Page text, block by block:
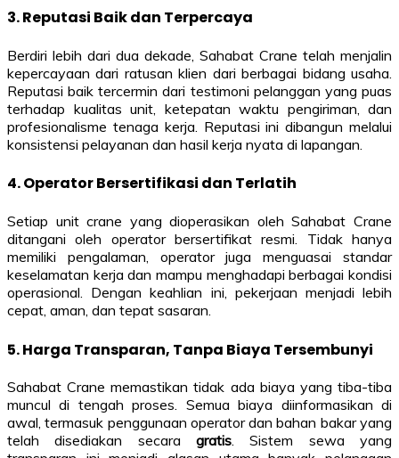
3. Reputasi Baik dan Terpercaya
Berdiri lebih dari dua dekade, Sahabat Crane telah menjalin
kepercayaan dari ratusan klien dari berbagai bidang usaha.
Reputasi baik tercermin dari testimoni pelanggan yang puas
terhadap kualitas unit, ketepatan waktu pengiriman, dan
profesionalisme tenaga kerja. Reputasi ini dibangun melalui
konsistensi pelayanan dan hasil kerja nyata di lapangan.
4. Operator Bersertifikasi dan Terlatih
Setiap unit crane yang dioperasikan oleh Sahabat Crane
ditangani oleh operator bersertifikat resmi. Tidak hanya
memiliki pengalaman, operator juga menguasai standar
keselamatan kerja dan mampu menghadapi berbagai kondisi
operasional. Dengan keahlian ini, pekerjaan menjadi lebih
cepat, aman, dan tepat sasaran.
5. Harga Transparan, Tanpa Biaya Tersembunyi
Sahabat Crane memastikan tidak ada biaya yang tiba-tiba
muncul di tengah proses. Semua biaya diinformasikan di
awal, termasuk penggunaan operator dan bahan bakar yang
telah disediakan secara gratis. Sistem sewa yang